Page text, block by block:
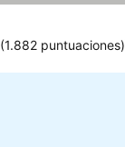
(1.882 puntuaciones)